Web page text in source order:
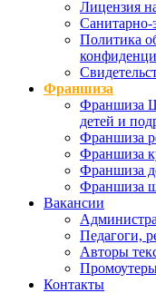
Лицензия
Санитарно-
Политика
Франшиза
Франшиза
детей и
Франшиза
Франшиза
Франшиза
Франшиза
Вакансии
Педагоги,
Авторы
Контакты